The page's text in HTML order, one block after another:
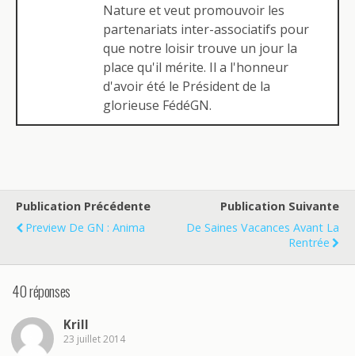
Nature et veut promouvoir les
partenariats inter-associatifs pour
que notre loisir trouve un jour la
place qu'il mérite. Il a l'honneur
d'avoir été le Président de la
glorieuse FédéGN.
Publication Précédente
Preview De GN : Anima
Publication Suivante
De Saines Vacances Avant La
Rentrée
40 réponses
Krill
23 juillet 2014